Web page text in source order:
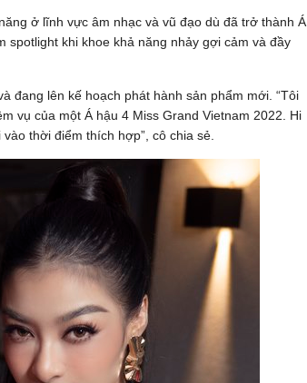
ở lĩnh vực âm nhạc và vũ đạo dù đã trở thành Á
khi khoe khả năng nhảy gợi cảm và đầy
đang lên kế hoạch phát hành sản phẩm mới. “Tôi
vụ của một Á hậu 4 Miss Grand Vietnam 2022. Hi
thời điểm thích hợp”, cô chia sẻ.